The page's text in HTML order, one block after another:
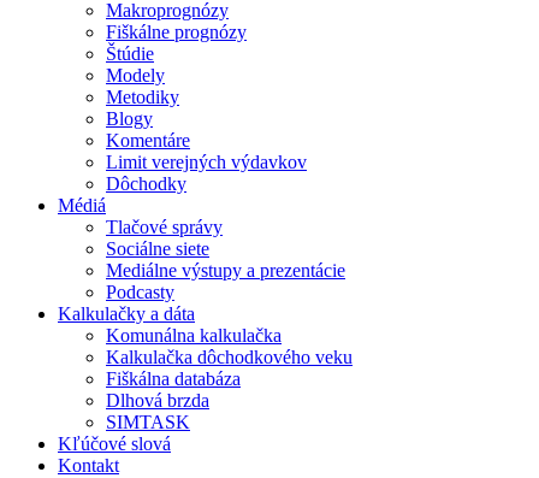
Makroprognózy
Fiškálne prognózy
Štúdie
Modely
Metodiky
Blogy
Komentáre
Limit verejných výdavkov
Dôchodky
Médiá
Tlačové správy
Sociálne siete
Mediálne výstupy a prezentácie
Podcasty
Kalkulačky a dáta
Komunálna kalkulačka
Kalkulačka dôchodkového veku
Fiškálna databáza
Dlhová brzda
SIMTASK
Kľúčové slová
Kontakt